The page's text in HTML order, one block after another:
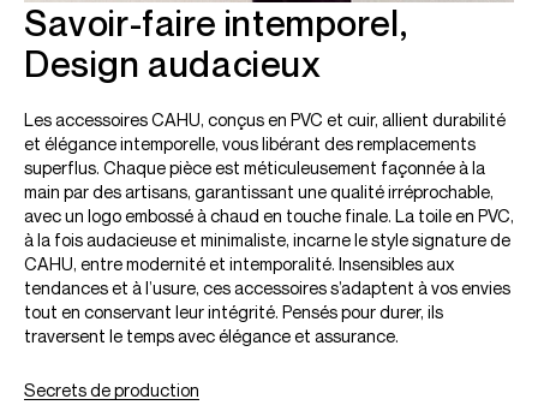
Savoir-faire intemporel,
Design audacieux
Les accessoires CAHU, conçus en PVC et cuir, allient durabilité
et élégance intemporelle, vous libérant des remplacements
superflus. Chaque pièce est méticuleusement façonnée à la
main par des artisans, garantissant une qualité irréprochable,
avec un logo embossé à chaud en touche finale. La toile en PVC,
à la fois audacieuse et minimaliste, incarne le style signature de
CAHU, entre modernité et intemporalité. Insensibles aux
tendances et à l’usure, ces accessoires s’adaptent à vos envies
tout en conservant leur intégrité. Pensés pour durer, ils
traversent le temps avec élégance et assurance.
Secrets de production